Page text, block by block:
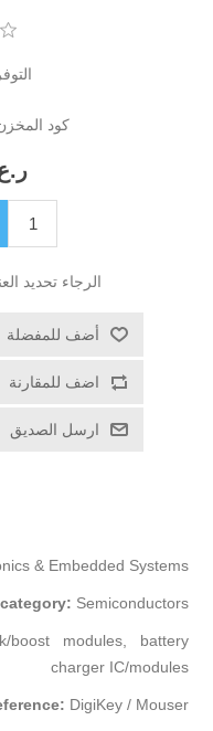
كود
ر.ع.‏‏
الرجاء تحديد
أضف للمفضلة
اضف للمقارنة
ارسل الصديق
& Embedded Systems
Semiconductors
boost modules, battery
charger IC/modules
DigiKey / Mouser